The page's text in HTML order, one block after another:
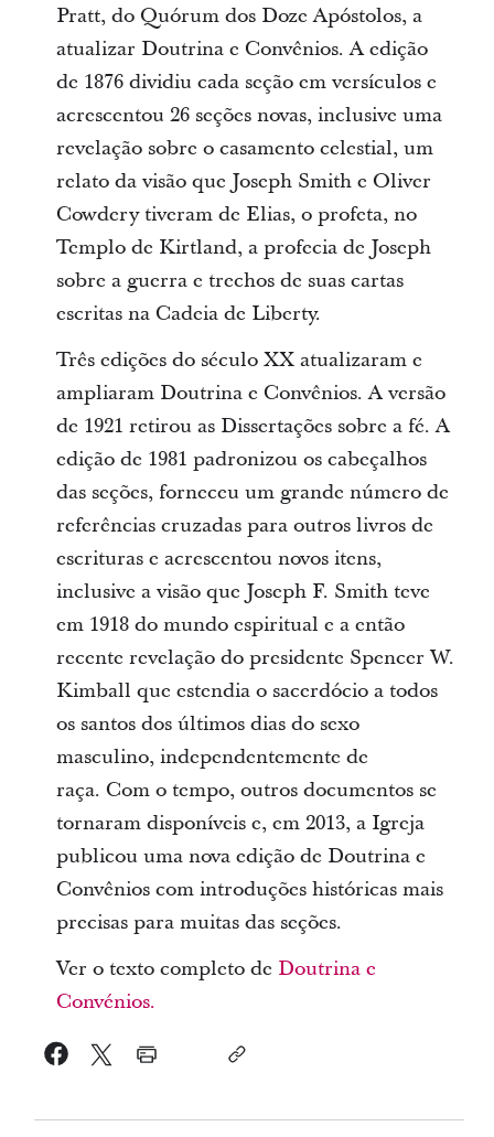
Pratt, do Quórum dos Doze Apóstolos, a
atualizar Doutrina e Convênios. A edição
de 1876 dividiu cada seção em versículos e
acrescentou 26 seções novas, inclusive uma
revelação sobre o casamento celestial, um
relato da visão que Joseph Smith e Oliver
Cowdery tiveram de Elias, o profeta, no
Templo de Kirtland, a profecia de Joseph
sobre a guerra e trechos de suas cartas
escritas na Cadeia de Liberty.
Três edições do século XX atualizaram e
ampliaram Doutrina e Convênios. A versão
de 1921 retirou as Dissertações sobre a fé. A
edição de 1981 padronizou os cabeçalhos
das seções, forneceu um grande número de
referências cruzadas para outros livros de
escrituras e acrescentou novos itens,
inclusive a visão que Joseph F. Smith teve
em 1918 do mundo espiritual e a então
recente revelação do presidente Spencer W.
Kimball que estendia o sacerdócio a todos
os santos dos últimos dias do sexo
masculino, independentemente de
raça. Com o tempo, outros documentos se
tornaram disponíveis e, em 2013, a Igreja
publicou uma nova edição de Doutrina e
Convênios com introduções históricas mais
precisas para muitas das seções.
Ver o texto completo de Doutrina e
Convénios.